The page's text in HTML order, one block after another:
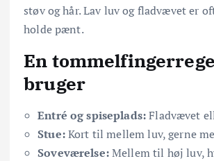
støv og hår. Lav luv og fladvævet er
holde pænt.
En
bruger
Entré og spiseplads:Fladvævet
Stue:Kort til mellem luv, gerne
Soveværelse:Mellem til høj luv,